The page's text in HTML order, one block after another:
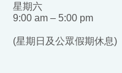
星期六
9:00 am – 5:00 pm
(星期日及公眾假期休息)